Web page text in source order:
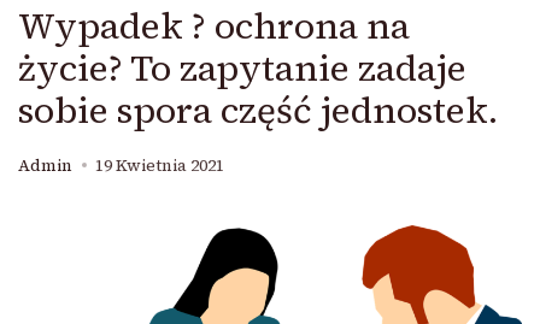
Wypadek ? ochrona na
życie? To zapytanie zadaje
sobie spora część jednostek.
Admin 19 Kwietnia 2021